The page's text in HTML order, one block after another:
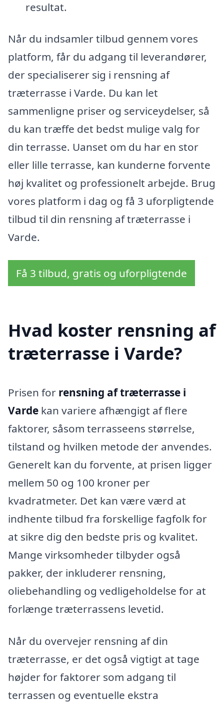
resultat.
Når du indsamler tilbud gennem vores
platform, får du adgang til leverandører,
der specialiserer sig i rensning af
træterrasse i Varde. Du kan let
sammenligne priser og serviceydelser, så
du kan træffe det bedst mulige valg for
din terrasse. Uanset om du har en stor
eller lille terrasse, kan kunderne forvente
høj kvalitet og professionelt arbejde. Brug
vores platform i dag og få 3 uforpligtende
tilbud til din rensning af træterrasse i
Varde.
Få 3 tilbud, gratis og uforpligtende
Hvad koster rensning af
træterrasse i Varde?
Prisen for rensning af træterrasse i
Varde kan variere afhængigt af flere
faktorer, såsom terrasseens størrelse,
tilstand og hvilken metode der anvendes.
Generelt kan du forvente, at prisen ligger
mellem 50 og 100 kroner per
kvadratmeter. Det kan være værd at
indhente tilbud fra forskellige fagfolk for
at sikre dig den bedste pris og kvalitet.
Mange virksomheder tilbyder også
pakker, der inkluderer rensning,
oliebehandling og vedligeholdelse for at
forlænge træterrassens levetid.
Når du overvejer rensning af din
træterrasse, er det også vigtigt at tage
højder for faktorer som adgang til
terrassen og eventuelle ekstra